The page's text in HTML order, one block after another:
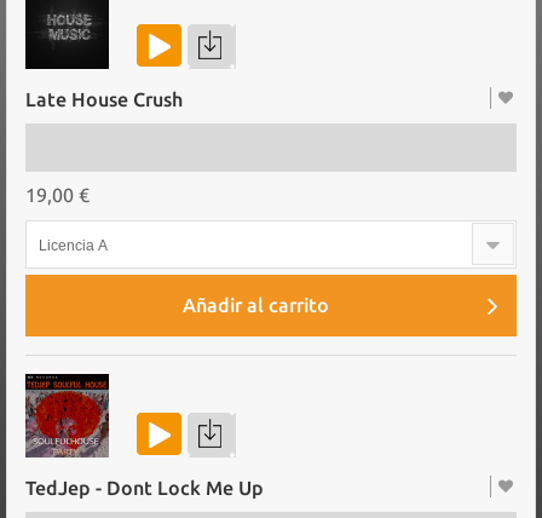
Late House Crush
19,00 €
Licencia A
Añadir al carrito
TedJep - Dont Lock Me Up